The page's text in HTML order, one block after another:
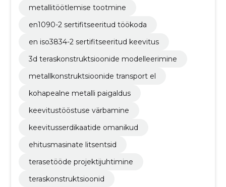
metallitöötlemise tootmine
en1090-2 sertifitseeritud töökoda
en iso3834-2 sertifitseeritud keevitus
3d teraskonstruktsioonide modelleerimine
metallkonstruktsioonide transport el
kohapealne metalli paigaldus
keevitustööstuse värbamine
keevitusserdikaatide omanikud
ehitusmasinate litsentsid
terasetööde projektijuhtimine
teraskonstruktsioonid